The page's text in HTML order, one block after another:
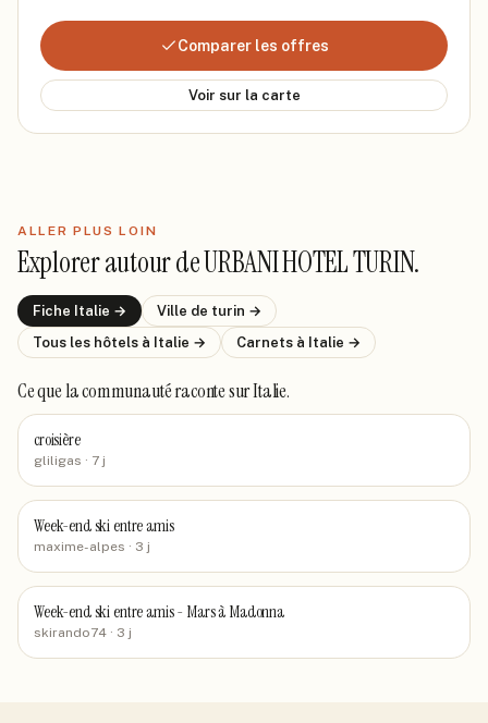
Comparer les offres
Voir sur la carte
ALLER PLUS LOIN
Explorer autour deURBANI HOTEL TURIN.
Fiche Italie → Ville de turin →
Tous les hôtels à Italie → Carnets à Italie →
Ce que la communauté racontesur Italie.
croisière
gliligas · 7 j
Week-end ski entre amis
maxime-alpes · 3 j
Week-end ski entre amis - Mars à Madonna
skirando74 · 3 j